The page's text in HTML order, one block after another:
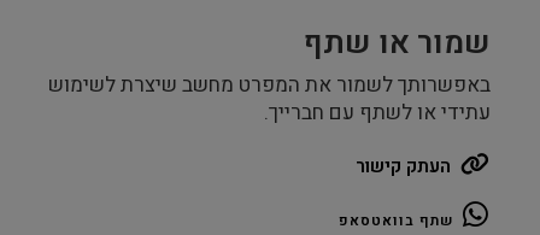
INTEL
שמור או שתף
באפשרותך לשמור את המפרט מחשב שיצרת לשימוש
עתידי או לשתף עם חברייך.
העתק קישור
שתף בוואטסאפ